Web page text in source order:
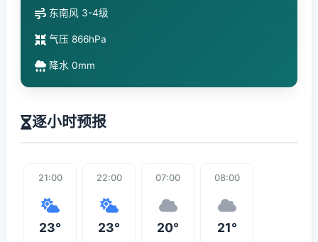
东南风 3-4级
气压 866hPa
降水 0mm
逐小时预报
21:00
23°
22:00
23°
07:00
20°
08:00
21°